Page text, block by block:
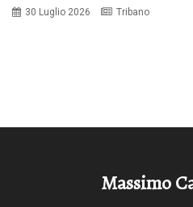
30 Luglio 2026 Tribano
Massimo